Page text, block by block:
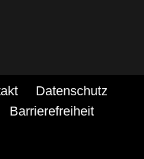
Datenschutz
Barrierefreiheit